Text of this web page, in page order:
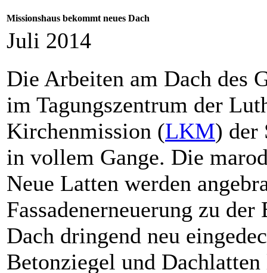
Missionshaus bekommt neues Dach
Juli 2014
Die Arbeiten am Dach des
im Tagungszentrum der
Kirchenmission (LKM) der
in vollem Gange. Die
Neue Latten werden
Fassadenerneuerung zu
Dach dringend neu
Betonziegel und